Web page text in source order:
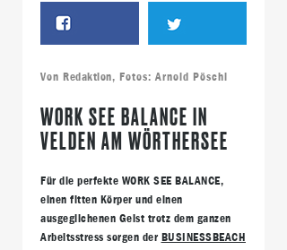
Von Redaktion, Fotos: Arnold Pöschl
WORK SEE BALANCE IN
VELDEN AM WÖRTHERSEE
Für die perfekte WORK SEE BALANCE,
einen fitten Körper und einen
ausgeglichenen Geist trotz dem ganzen
Arbeitsstress sorgen der BUSINESSBEACH